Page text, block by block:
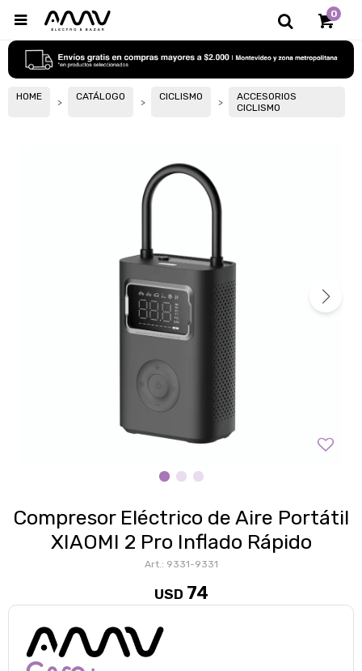
0

HOME CATÁLOGO CICLISMO
ACCESORIOS
CICLISMO
Compresor Eléctrico de Aire Portátil
XIAOMI 2 Pro Inflado Rápido
9331-9331
USD 74